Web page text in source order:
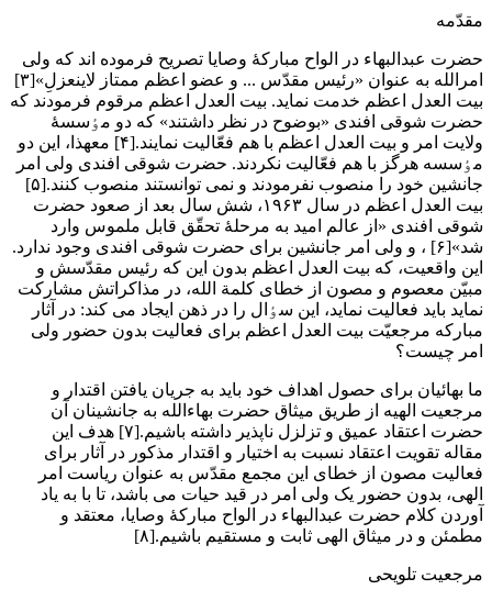
مقدّمه
حضرت عبدالبهاء در الواح مبارکۀ وصایا تصریح فرموده اند که ولی
امرالله به عنوان «رئیس مقدّس ... و عضو اعظم ممتاز لاینعزلِ»[۳]
بیت العدل اعظم خدمت نماید. بیت العدل اعظم مرقوم فرمودند که
حضرت شوقی افندی «بوضوح در نظر داشتند» که دو مٶسسۀ
ولایت امر و بیت العدل اعظم با هم فعّالیت نمایند.[۴] معهذا، این دو
مٶسسه هرگز با هم فعّالیت نکردند. حضرت شوقی افندی ولی امر
جانشین خود را منصوب نفرمودند و نمی توانستند منصوب کنند.[۵]
بیت العدل اعظم در سال ۱۹۶۳، شش سال بعد از صعود حضرت
شوقی افندی «از عالم امید به مرحلۀ تحقّق قابل ملموس وارد
شد»[۶] ، و ولی امر جانشین برای حضرت شوقی افندی وجود ندارد.
این واقعیت، که بیت العدل اعظم بدون این که رئیس مقدّسش و
مبیّن معصوم و مصون از خطای کلمة الله، در مذاکراتش مشارکت
نماید باید فعالیت نماید، این سٶال را در ذهن ایجاد می کند: در آثار
مبارکه مرجعیّت بیت العدل اعظم برای فعالیت بدون حضور ولی
امر چیست؟
ما بهائیان برای حصول اهداف خود باید به جریان یافتن اقتدار و
مرجعیت الهیه از طریق میثاق حضرت بهاءالله به جانشینان آن
حضرت اعتقاد عمیق و تزلزل ناپذیر داشته باشیم.[۷] هدف این
مقاله تقویت اعتقاد نسبت به اختیار و اقتدار مذکور در آثار برای
فعالیت مصون از خطای این مجمع مقدّس به عنوان ریاست امر
الهی، بدون حضور یک ولی امر در قید حیات می باشد، تا با به یاد
آوردن کلام حضرت عبدالبهاء در الواح مبارکۀ وصایا، معتقد و
مطمئن و در میثاق الهی ثابت و مستقیم باشیم.[۸]
مرجعیت تلویحی